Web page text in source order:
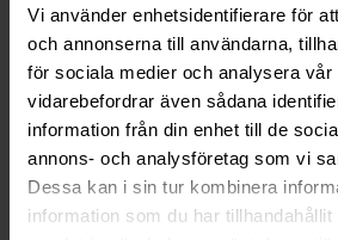
Vi använder enhetsidentifierare för
och annonserna till användarna,
för sociala medier och analysera vår
vidarebefordrar även sådana
information från din enhet till de
annons- och analysföretag som vi
Dessa kan i sin tur kombinera
information som du har